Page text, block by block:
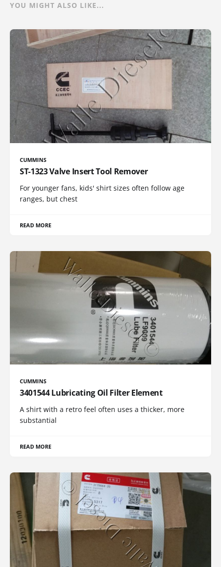
YOU MIGHT ALSO LIKE...
CUMMINS
ST-1323 Valve Insert Tool Remover
For younger fans, kids' shirt sizes often follow age
ranges, but chest
READ MORE
CUMMINS
3401544 Lubricating Oil Filter Element
A shirt with a retro feel often uses a thicker, more
substantial
READ MORE